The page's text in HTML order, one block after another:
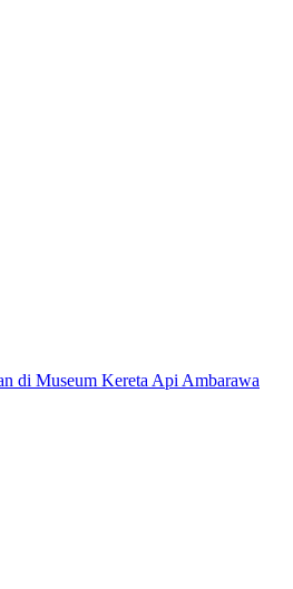
di Museum Kereta Api Ambarawa